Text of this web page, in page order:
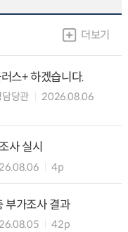
더보기
스+ 하겠습니다.
당관
2026.08.06
사 실시
4p
부가조사 결과
42p